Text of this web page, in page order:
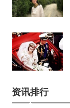
资讯排行